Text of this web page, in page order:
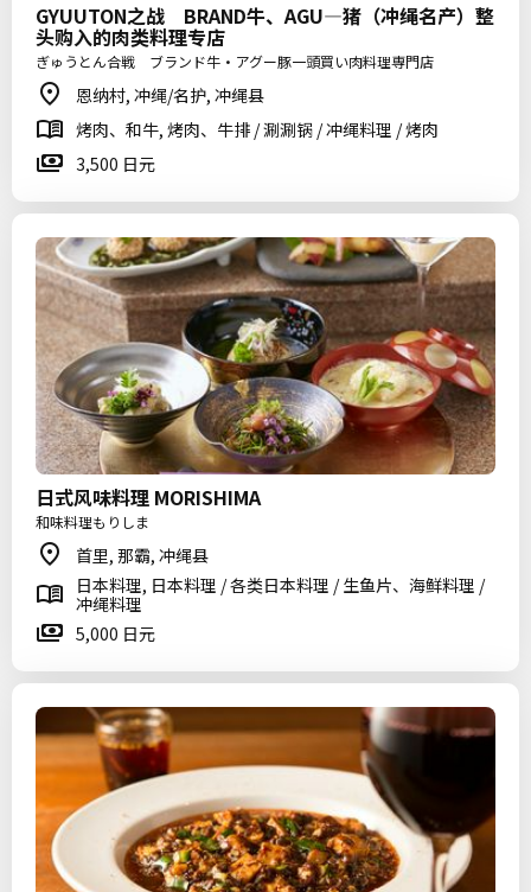
GYUUTON之战 BRAND牛、AGU—猪（冲绳名产）整
头购入的肉类料理专店
ぎゅうとん合戦 ブランド牛・アグー豚一頭買い肉料理専門店
恩纳村, 冲绳/名护, 冲绳县
烤肉、和牛, 烤肉、牛排 / 涮涮锅 / 冲绳料理 / 烤肉
3,500 日元
日式风味料理 MORISHIMA
和味料理もりしま
首里, 那霸, 冲绳县
日本料理, 日本料理 / 各类日本料理 / 生鱼片、海鲜料理 /
冲绳料理
5,000 日元